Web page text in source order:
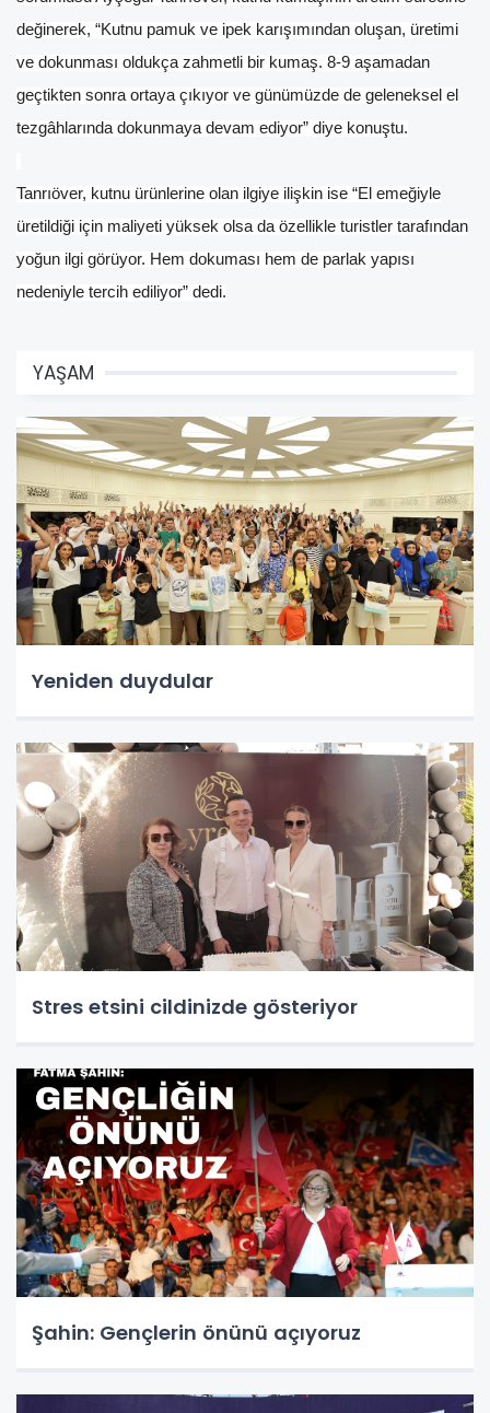
değinerek, “Kutnu pamuk ve ipek karışımından oluşan, üretimi
ve dokunması oldukça zahmetli bir kumaş. 8-9 aşamadan
geçtikten sonra ortaya çıkıyor ve günümüzde de geleneksel el
tezgâhlarında dokunmaya devam ediyor” diye konuştu.
Tanrıöver, kutnu ürünlerine olan ilgiye ilişkin ise “El emeğiyle
üretildiği için maliyeti yüksek olsa da özellikle turistler tarafından
yoğun ilgi görüyor. Hem dokuması hem de parlak yapısı
nedeniyle tercih ediliyor” dedi.
YAŞAM
Yeniden duydular
Stres etsini cildinizde gösteriyor
Şahin: Gençlerin önünü açıyoruz